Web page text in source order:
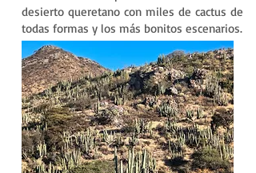
desierto queretano con miles de cactus de
todas formas y los más bonitos escenarios.